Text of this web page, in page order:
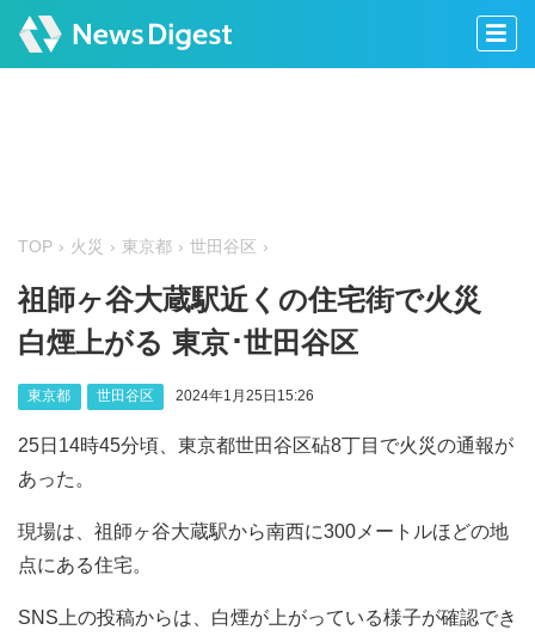
TOP 火災 東京都 世田谷区
祖師ヶ谷大蔵駅近くの住宅街で火災
白煙上がる 東京･世田谷区
東京都 世田谷区 2024年1月25日15:26
25日14時45分頃、東京都世田谷区砧8丁目で火災の通報が
あった。
現場は、祖師ヶ谷大蔵駅から南西に300メートルほどの地
点にある住宅。
SNS上の投稿からは、白煙が上がっている様子が確認でき